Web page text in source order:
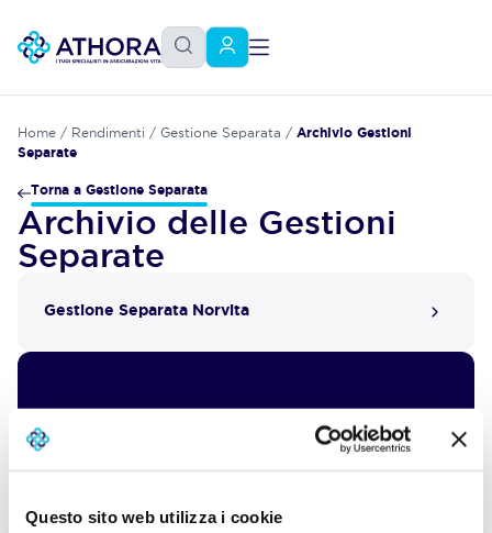
Questo sito web utilizza i cookie
Home / Rendimenti / Gestione Separata / Archivio Gestioni
Separate
Torna a Gestione Separata
Archivio delle Gestioni
Separate
Gestione Separata Norvita
Vuoi proteggere e fare
crescere il tuo patrimonio nel
tempo?